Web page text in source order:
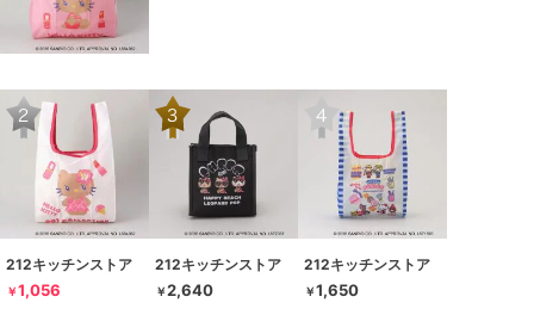
212キッチンストア
￥1,056
212キッチンストア
￥2,640
212キッチンストア
￥1,650